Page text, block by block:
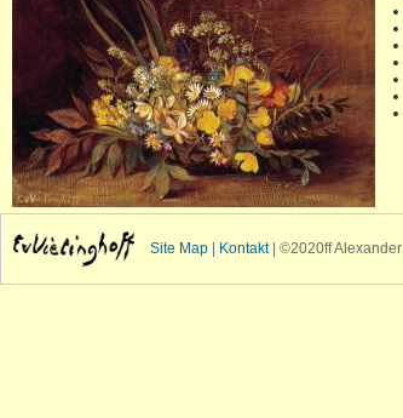
Site Map | Kontakt| ©2020ff